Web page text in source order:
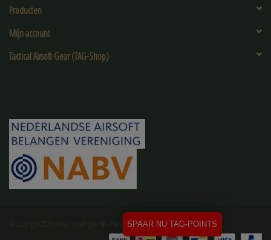
Producten
Mijn account
Tactical Airsoft Gear (TAG-Shop)
© Copyright 2026 tactical airsoft gear ® - Powered byLightspeed
SPAAR NU TAG-POINTS